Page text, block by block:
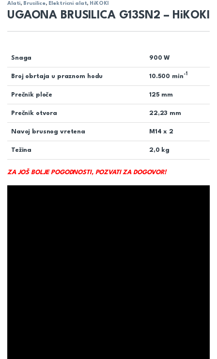
Alati, Brusilice, Elektricni alat, HiKOKI
UGAONA BRUSILICA G13SN2 – HiKOKI
Snaga 900 W
Broj obrtaja u praznom hodu 10.500 min -1
Prečnik ploče 125 mm
Prečnik otvora 22,23 mm
Navoj brusnog vretena M14 x 2
Težina 2,0 kg
ZA JOŠ BOLJE POGODNOSTI, POZVATI ZA DOGOVOR!